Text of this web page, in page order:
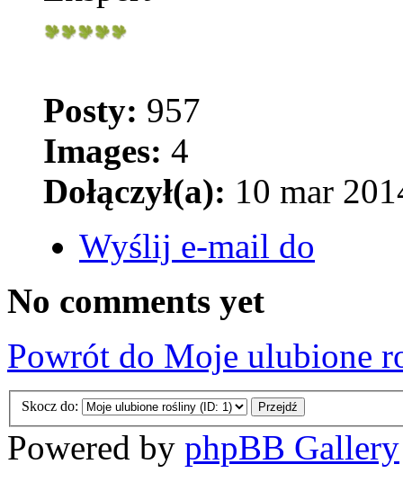
Posty: 957
Images: 4
Dołączył(a): 10 mar
Wyślij e-mail do
No comments yet
Powrót do Moje ulubione
Skocz do:
Powered by phpBB Gallery